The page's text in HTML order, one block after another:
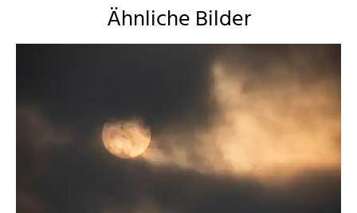
Ähnliche Bilder